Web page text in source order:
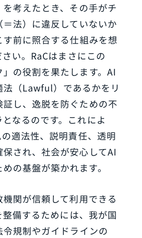
を考えたとき、その手がチ
法）に違反していないか
前に照合する仕組みを想
い。RaCはまさにこの
」の役割を果たします。AI
法（Lawful）であるかをリ
し、逸脱を防ぐための不
なるのです。これによ
適法性、説明責任、透明
され、社会が安心してAI
の基盤が築かれます。
関が信頼して利用できる
備するためには、我が国
規制やガイドラインの